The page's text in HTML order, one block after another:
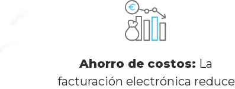
Ahorro de costos: La
facturación electrónica reduce